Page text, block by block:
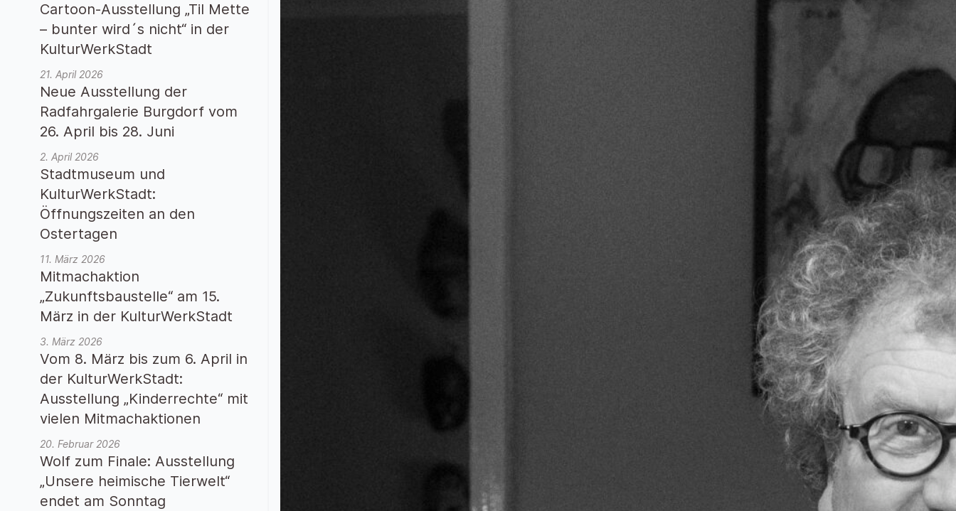
Cartoon-Ausstellung „Til Mette
– bunter wird´s nicht“ in der
KulturWerkStadt
21. April 2026
Neue Ausstellung der
Radfahrgalerie Burgdorf vom
26. April bis 28. Juni
2. April 2026
Stadtmuseum und
KulturWerkStadt:
Öffnungszeiten an den
Ostertagen
11. März 2026
Mitmachaktion
„Zukunftsbaustelle“ am 15.
März in der KulturWerkStadt
3. März 2026
Vom 8. März bis zum 6. April in
der KulturWerkStadt:
Ausstellung „Kinderrechte“ mit
vielen Mitmachaktionen
20. Februar 2026
Wolf zum Finale: Ausstellung
„Unsere heimische Tierwelt“
endet am Sonntag